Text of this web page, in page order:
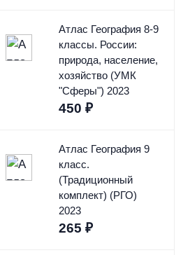
Атлас География 8-9
классы. России:
природа, население,
хозяйство (УМК
"Сферы") 2023
450 ₽
Атлас География 9
класс.
(Традиционный
комплект) (РГО)
2023
265 ₽